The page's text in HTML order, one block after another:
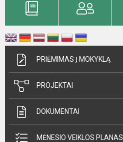
PRIĖMIMAS Į MOKYKLĄ
PROJEKTAI
DOKUMENTAI
MĖNESIO VEIKLOS PLANAS